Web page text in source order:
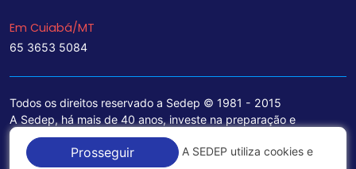
Em Cuiabá/MT
65 3653 5084
Todos os direitos reservado a Sedep © 1981 - 2015
A Sedep, há mais de 40 anos, investe na preparação e
treinamento de funcionários e na aquisição de tecnologia de
ponta para a ampliação de seu portfólio de serviços voltados
Prosseguir A SEDEP utiliza cookies e